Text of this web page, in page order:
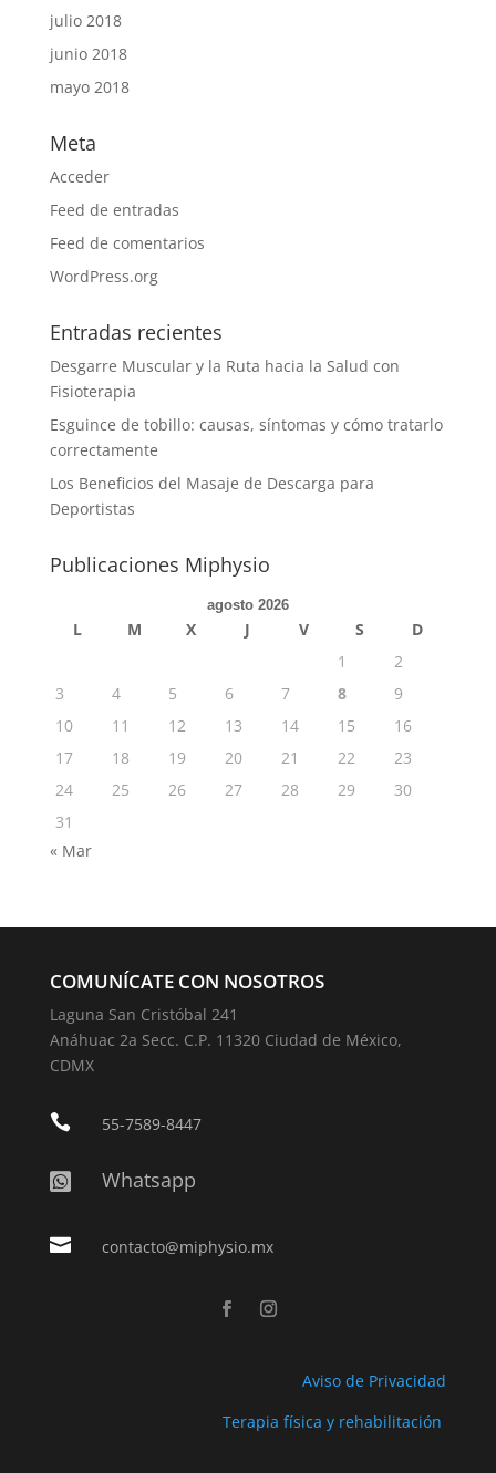
julio 2018
junio 2018
mayo 2018
Meta
Acceder
Feed de entradas
Feed de comentarios
WordPress.org
Entradas recientes
Desgarre Muscular y la Ruta hacia la Salud con
Fisioterapia
Esguince de tobillo: causas, síntomas y cómo tratarlo
correctamente
Los Beneficios del Masaje de Descarga para
Deportistas
Publicaciones Miphysio
agosto 2026
L M X J V S
D
1
2
3
4 5 6 7 8
9
10
11 12 13 14 15
16
17
18 19 20 21 22
23
24
25 26 27 28 29
30
31
« Mar
COMUNÍCATE CON NOSOTROS
Laguna San Cristóbal 241
Anáhuac 2a Secc. C.P. 11320 Ciudad de México,
CDMX
 55-7589-8447
 Whatsapp
 contacto@miphysio.mx
Aviso de Privacidad
Terapia física y rehabilitación